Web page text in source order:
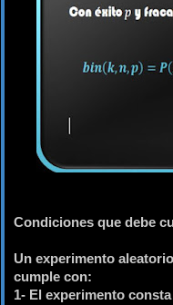
Condiciones que debe
Un experimento
cumple con:
1- El experimento